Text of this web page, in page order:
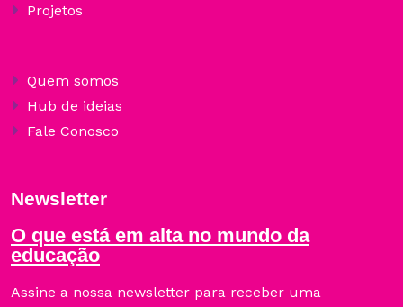
Projetos
Quem somos
Hub de ideias
Fale Conosco
Newsletter
O que está em alta no mundo da
educação
Assine a nossa newsletter para receber uma